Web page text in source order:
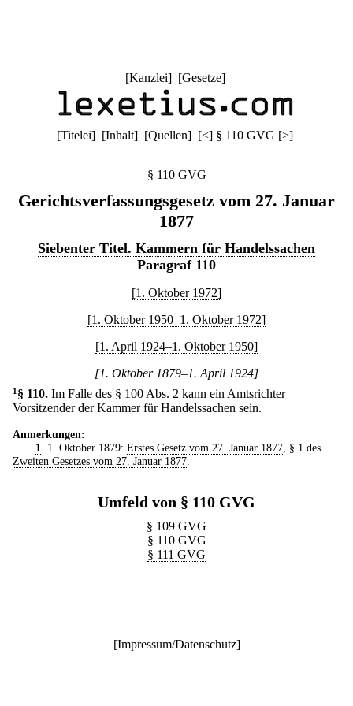
[Kanzlei] [Gesetze]
[Titelei] [Inhalt] [Quellen] [<] § 110 GVG [>]
§ 110 GVG
Gerichtsverfassungsgesetz vom 27. Januar
1877
Siebenter Titel. Kammern für Handelssachen
Paragraf 110
[1. Oktober 1972]
[1. Oktober 1950–1. Oktober 1972]
[1. April 1924–1. Oktober 1950]
[1. Oktober 1879–1. April 1924]
1 § 110. Im Falle des § 100 Abs. 2 kann ein Amtsrichter
Vorsitzender der Kammer für Handelssachen sein.
Anmerkungen:
1
. 1. Oktober 1879: Erstes Gesetz vom 27. Januar 1877, § 1 des
Zweiten Gesetzes vom 27. Januar 1877
Umfeld von § 110 GVG
§ 109 GVG
§ 110 GVG
§ 111 GVG
[Impressum/Datenschutz]